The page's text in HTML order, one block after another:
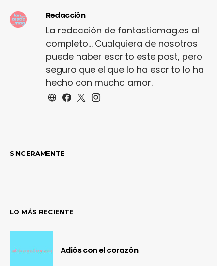
Redacción
La redacción de fantasticmag.es al
completo... Cualquiera de nosotros
puede haber escrito este post, pero
seguro que el que lo ha escrito lo ha
hecho con mucho amor.
SINCERAMENTE
LO MÁS RECIENTE
Adiós con el corazón